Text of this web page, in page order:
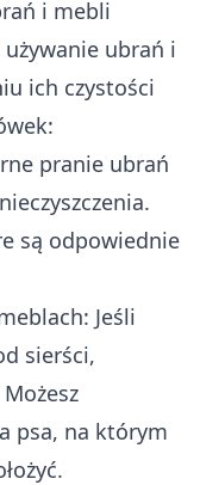
i mebli
ubrań i
ich czystości
pranie ubrań
są odpowiednie
Jeśli
sierści,
psa, na którym